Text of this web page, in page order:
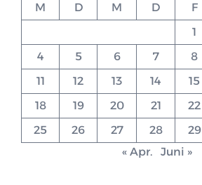
M D M D F
1
4
5 6 7 8
11
12 13 14 15
18
19 20 21 22
25
26 27 28 29
« Apr.
Juni »